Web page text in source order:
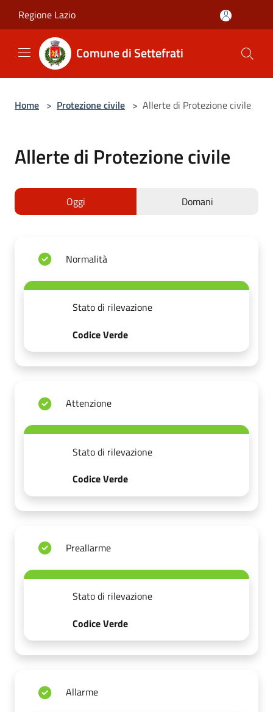
Regione Lazio
Comune di Settefrati
Home > Protezione civile > Allerte di Protezione civile
Allerte di Protezione civile
Oggi Domani
Normalità
Stato di rilevazione
Codice Verde
Attenzione
Stato di rilevazione
Codice Verde
Preallarme
Stato di rilevazione
Codice Verde
Allarme